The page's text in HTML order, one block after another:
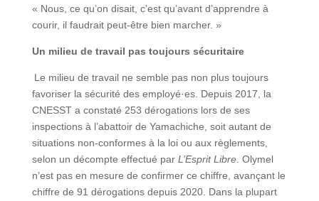
« Nous, ce qu’on disait, c’est qu’avant d’apprendre à
courir, il faudrait peut-être bien marcher. »
Un milieu de travail pas toujours sécuritaire
Le milieu de travail ne semble pas non plus toujours
favoriser la sécurité des employé·es. Depuis 2017, la
CNESST a constaté 253 dérogations lors de ses
inspections à l’abattoir de Yamachiche, soit autant de
situations non-conformes à la loi ou aux règlements,
selon un décompte effectué par L’Esprit Libre. Olymel
n’est pas en mesure de confirmer ce chiffre, avançant le
chiffre de 91 dérogations depuis 2020. Dans la plupart